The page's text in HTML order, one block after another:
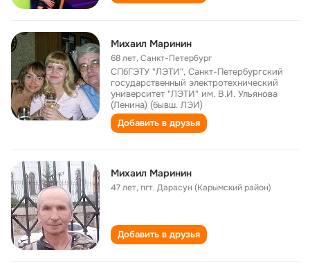
Михаил Маринин
68 лет,Санкт-Петербург
СПбГЭТУ "ЛЭТИ", Санкт-Петербургский
государственный электротехнический
университет "ЛЭТИ" им. В.И. Ульянова
(Ленина) (бывш. ЛЭИ)
Добавить в друзья
Михаил Маринин
47 лет,пгт. Дарасун (Карымский район)
Добавить в друзья